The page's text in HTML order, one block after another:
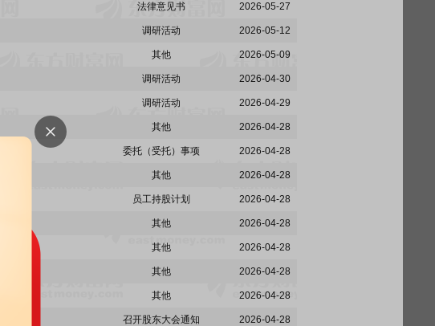
法律意见书 2026-05-27
调研活动 2026-05-12
其他 2026-05-09
调研活动 2026-04-30
调研活动 2026-04-29
其他 2026-04-28
委托（受托）事项 2026-04-28
其他 2026-04-28
员工持股计划 2026-04-28
其他 2026-04-28
其他 2026-04-28
其他 2026-04-28
其他 2026-04-28
召开股东大会通知 2026-04-28